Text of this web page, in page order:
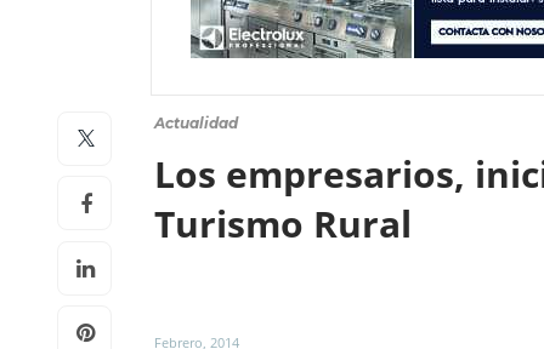
Actualidad
Los empresarios,
Turismo Rural
Febrero, 2014